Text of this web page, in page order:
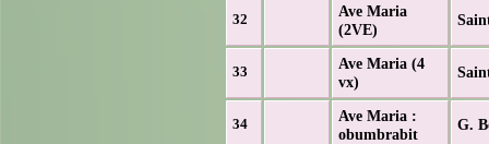
32
Ave Maria
(2VE)
33
Ave Maria (4
vx)
34
Ave Maria :
obumbrabit
G.